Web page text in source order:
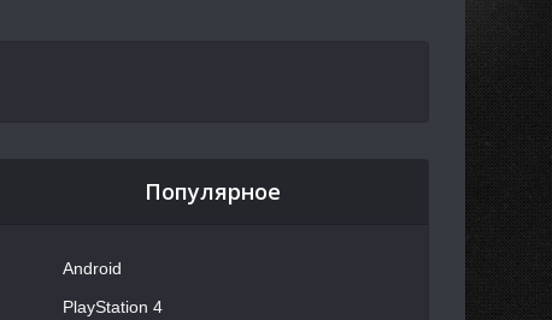
Популярное
Android
PlayStation 4